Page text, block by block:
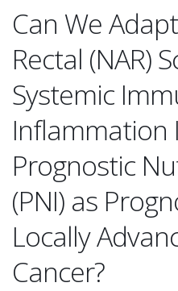
Can We
Rectal (NAR)
Systemic
Inflammation
Prognostic
(PNI) as
Locally
Cancer?